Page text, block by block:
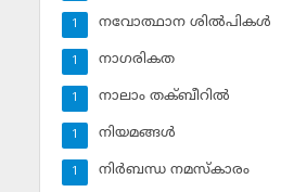
നവോത്ഥാന ശില്‍പികള്‍
1
നാഗരികത
1
നാലാം തക്ബീറില്‍
1
നിയമങ്ങള്‍
1
നിര്‍ബന്ധ നമസ്‌കാരം
1